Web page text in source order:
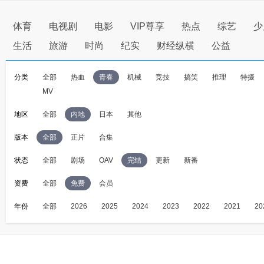
体育 电视剧 电影 VIP尊享 热点 综艺
生活
旅游 时尚 纪实 财经纵横 公益
分类 全部 热血 青春 机械 竞技 搞笑 推理
特摄
MV
地区 全部 内地 日本 其他
版本 全部 正片 合集
状态 全部 剧场 OAV 完结 更新 新番
资费 全部 免费 会员
年份 全部 2026 2025 2024 2023 2022 2021